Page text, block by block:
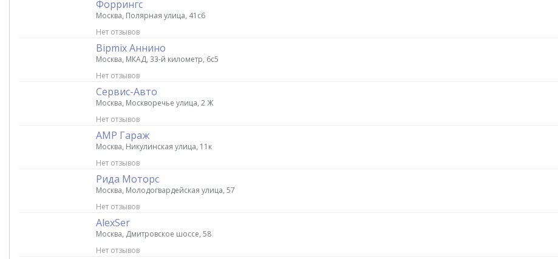
Форрингс
Москва, Полярная улица, 41с6
Нет отзывов
Bipmix Аннино
Москва, МКАД, 33-й километр, 6с5
Нет отзывов
Сервис-Авто
Москва, Москворечье улица, 2 Ж
Нет отзывов
АМР Гараж
Москва, Никулинская улица, 11к
Нет отзывов
Рида Моторс
Москва, Молодогвардейская улица, 57
Нет отзывов
AlexSer
Москва, Дмитровское шоссе, 58
Нет отзывов